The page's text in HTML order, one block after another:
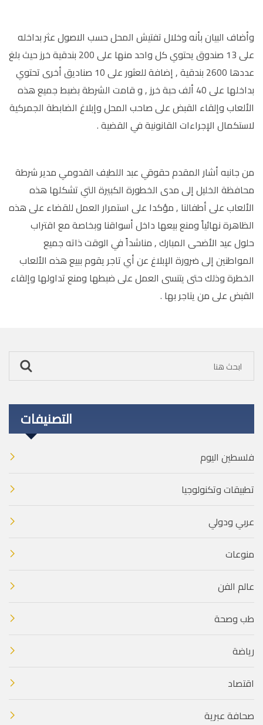
وأضاف البيان بأنه وخلال تفتيش المحل حسب الاصول عثر بداخله
على 13 صندوق يحتوي كل واحد منها على 200 بندقية خرز حيث بلغ
عددها 2600 بندقية , إضافة للعثور على 10 صناديق أخرى تحتوي
بداخلها على 40 ألف حبة خرز , و قامت الشرطة بضبط جميع هذه
الألعاب وإلقاء القبض على صاحب المحل وإبلاغ الضابطة الجمركية
لاستكمال الإجراءات القانونية في القضية .
من جانبه أشار المقدم حقوقي عبد اللطيف القدومي مدير شرطة
محافظة الخليل إلى مدى الخطورة الكبيرة التي تشكلها هذه
الألعاب على أطفالنا , مؤكدا على استمرار العمل للقضاء على هذه
الظاهرة نهائياً ومنع بيعها داخل أسواقنا وبخاصة مع اقتراب
حلول عيد الأضحى المبارك , مناشداً في الوقت ذاته جميع
المواطنين إلى ضرورة الإبلاغ عن أي تاجر يقوم ببيع هذه الألعاب
الخطرة وذلك حتى يتنسى العمل على ضبطها ومنع تداولها وإلقاء
القبض على من يتاجر بها .
التصنيفات
فلسطين اليوم
تطبيقات وتكنولوجيا
عربي ودولي
منوعات
عالم الفن
طب وصحة
رياضة
اقتصاد
صحافة عبرية